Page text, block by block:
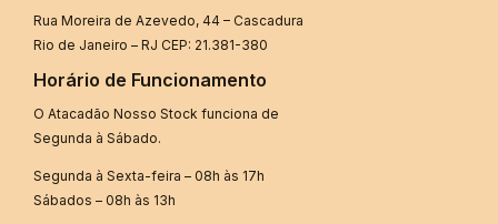
Rua Moreira de Azevedo, 44 – Cascadura
Rio de Janeiro – RJ CEP: 21.381-380
Horário de Funcionamento
O Atacadão Nosso Stock funciona de
Segunda à Sábado.
Segunda à Sexta-feira – 08h às 17h
Sábados – 08h às 13h